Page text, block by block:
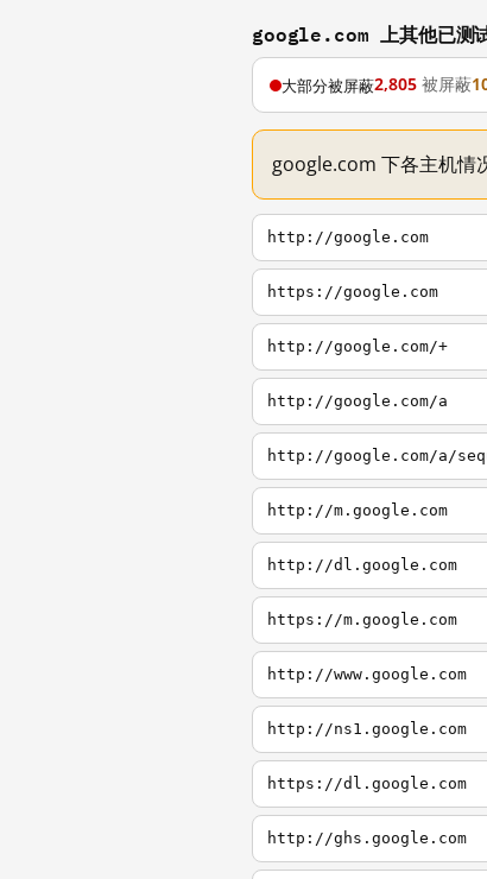
google.com 上其他已测
大部分被屏蔽2,805 被屏蔽
google.com 下各主机情
http://google.com
https://google.com
http://google.com/+
http://google.com/a
http://google.com/a/
http://m.google.com
http://dl.google.com
https://m.google.com
http://www.google.com
http://ns1.google.com
https://dl.google.com
http://ghs.google.com